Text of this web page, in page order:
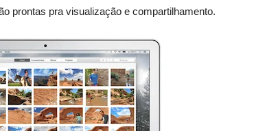
prontas pra visualização e compartilhamento.